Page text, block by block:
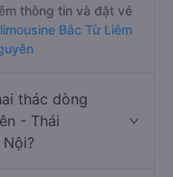
thông tin và đặt vé
Bắc Từ Liêm
thác dòng
- Thái